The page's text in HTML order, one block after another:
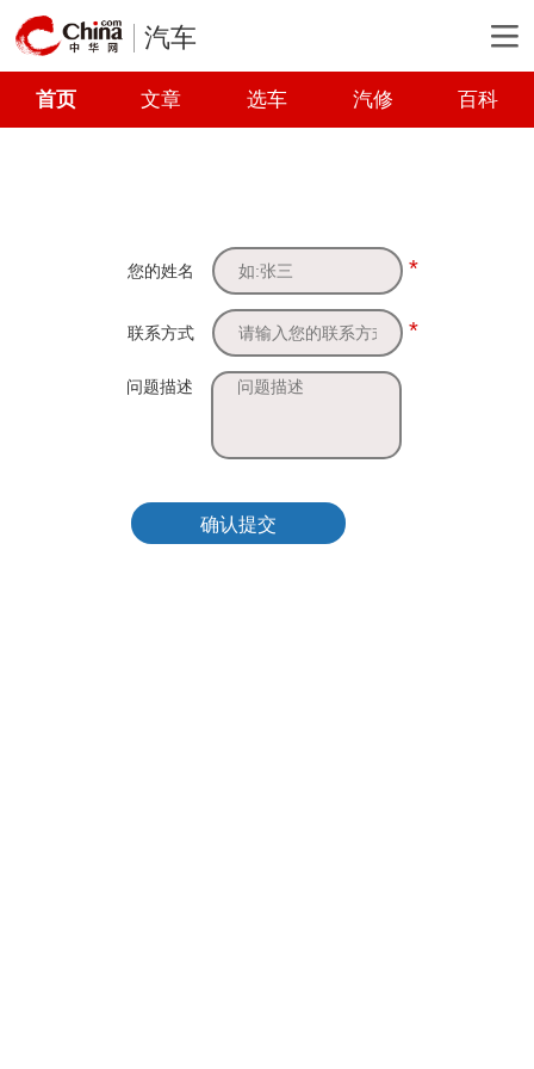
汽车
首页 文章 选车 汽修 百科
您的姓名 *
联系方式 *
问题描述
确认提交